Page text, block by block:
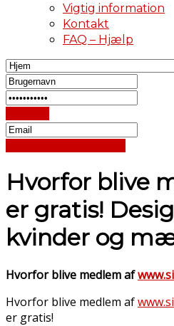
Vigtig information
Kontakt
FAQ – Hjælp
Hvorfor blive
er gratis!
kvinder og
Hvorfor blive medlem af
Hvorfor blive medlem af
er gratis!